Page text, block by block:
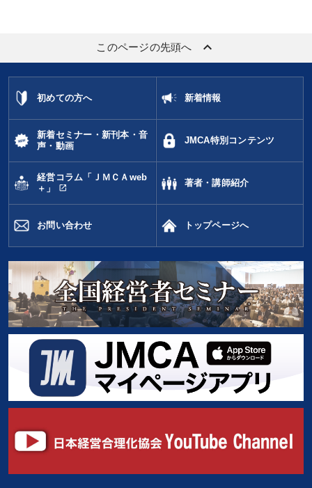
このページの先頭へ keyboard_arrow_up
初めての方へ 新着情報
新着セミナー・新刊本・音
声・動画
JMCA特別コンテンツ
経営コラム「ＪＭＣＡweb
＋」
open_in_new
著者・講師紹介
お問い合わせ トップページへ